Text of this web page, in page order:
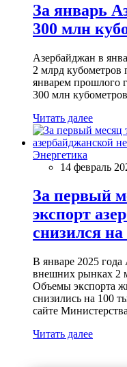
За январь
300 млн
Азербайджан в
2 млрд кубометров
январем прошлого
300 млн
Читать далее
Энергетика
14 февраль
За первый
экспорт
снизился
В январе 2025 года
внешних рынках 2
Объемы экспорта
снизились на 100
сайте
Читать далее